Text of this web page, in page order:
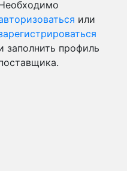
или
заполнить профиль